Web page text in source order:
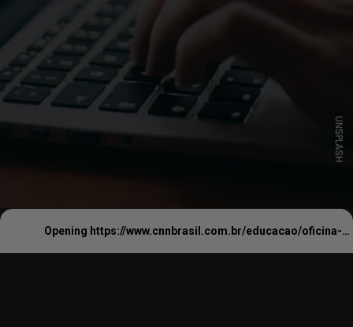
UNSPLASH
Opening https://www.cnnbrasil.com.br/educacao/oficina-de-redacao-usp-oferece-aulas-gratuitas-em-2025/